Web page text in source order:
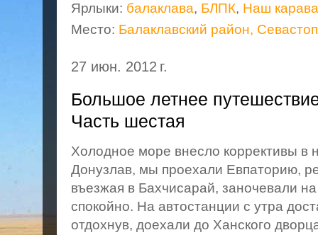
Ярлыки: балаклава, БЛПК, Наш
Место: Балаклавский район,
27 июн. 2012 г.
Большое летнее
Часть шестая
Холодное море внесло коррективы
Донузлав, мы проехали Евпаторию,
въезжая в Бахчисарай, заночевали
спокойно. На автостанции с утра
отдохнув, доехали до Ханского